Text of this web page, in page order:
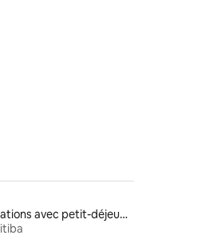
Locations avec petit-déjeuner